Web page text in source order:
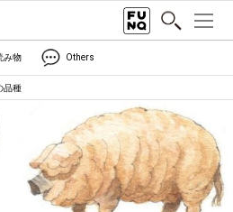
み物 Others
品種